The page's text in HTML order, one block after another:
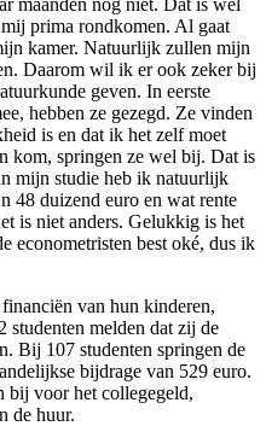
maanden nog niet. Dat is wel
prima rondkomen. Al gaat
kamer. Natuurlijk zullen mijn
Daarom wil ik er ook zeker bij
geven. In eerste
hebben ze gezegd. Ze vinden
is en dat ik het zelf moet
kom, springen ze wel bij. Dat is
mijn studie heb ik natuurlijk
48 duizend euro en wat rente
is niet anders. Gelukkig is het
econometristen best oké, dus ik
van hun kinderen,
melden dat zij de
Bij 107 studenten springen de
bijdrage van 529 euro.
bij voor het collegegeld,
de huur.